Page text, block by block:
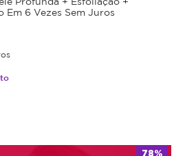
Em 6 Vezes Sem Juros
78%